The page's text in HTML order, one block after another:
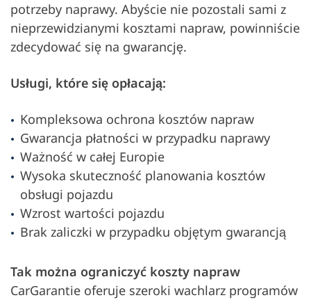
potrzeby naprawy. Abyście nie pozostali sami z
nieprzewidzianymi kosztami napraw, powinniście
zdecydować się na gwarancję.
Usługi, które się opłacają:
Kompleksowa ochrona kosztów napraw
Gwarancja płatności w przypadku naprawy
Ważność w całej Europie
Wysoka skuteczność planowania kosztów
obsługi pojazdu
Wzrost wartości pojazdu
Brak zaliczki w przypadku objętym gwarancją
Tak można ograniczyć koszty napraw
CarGarantie oferuje szeroki wachlarz programów